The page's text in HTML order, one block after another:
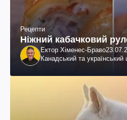
Рецепти
Ніжний кабачковий
Ектор Хіменес-Браво
Канадський та